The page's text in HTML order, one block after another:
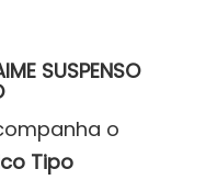
SUSPENSO
o
Tipo